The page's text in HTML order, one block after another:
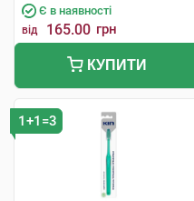
Є в наявності
від 165.00 грн
КУПИТИ
1+1=3